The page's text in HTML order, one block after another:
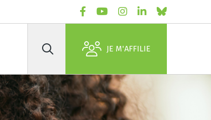
Rechercher JE M'AFFILIE